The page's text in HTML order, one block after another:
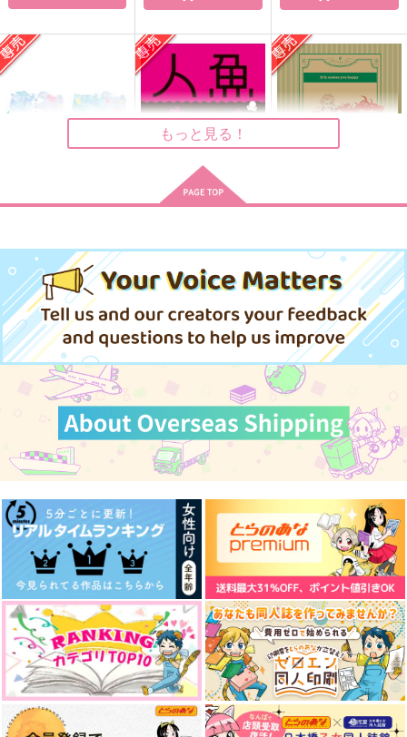
SAMURAI MODE
630円 （税込）
イデア×アズール
ぜんぶぼくの
E'toile.
787円（税込）
イデア×アズール
作品詳細
SOUP
TIGERLILY
1,572円（税込）
イデア×アズール
TW GALLERIA
1,000円（税込）
イデア×アズール
サンプル
作品詳細
mixtureIDAZ
Neon Boy
629円（税込）
イデア×アズール
サンプル
作品詳細
Patchwork magic！
ざらめのお城
572円（税込）
イデア×アズール
サンプル
作品詳細
い
プラグマライト
専売 1,572円 （税込）
その他
イデア×アズール
サンプル
カート
プラヌラ舎
専売 597円（税込）
イデア×アズール
y
TW GALLERIA
499円 （税込）
その他
イデア×アズール
再録集 煙るような光
ザザ降り
専売 3,573円（税込）
その他
イデア×アズール
ぼくらのいろいろ
coto coto
専売 2,970円（税込）
その他
イデア×アズール
MELTY BITTER SWE
ET
国道695号
専売 629円
その他
もっと見る！